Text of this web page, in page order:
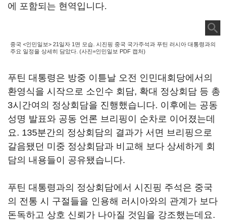
에 포함되는 현역입니다.
중국 <인민일보> 21일자 1면 모습. 시진핑 중국 국가주석과 푸틴 러시아 대통령과의
주요 일정을 상세히 담았다. (사진=인민일보 PDF 캡처)
푸틴 대통령은 방중 이튿날 오전 인민대회당에서의
환영식을 시작으로 소인수 회담, 확대 정상회담 등 총
3시간여의 정상회담을 진행했습니다. 이후에는 공동
성명 발표와 공동 언론 브리핑이 순차로 이어졌는데
요. 135분간의 정상회담의 결과가 서면 브리핑으로
갈음됐던 미중 정상회담과 비교해 보다 상세하게 회
담의 내용들이 공유됐습니다.
푸틴 대통령과의 정상회담에서 시진핑 주석은 중국
의 전통 시 구절들을 인용해 러시아와의 관계가 보다
돈독하고 상호 신뢰가 나아질 것임을 강조했는데요.